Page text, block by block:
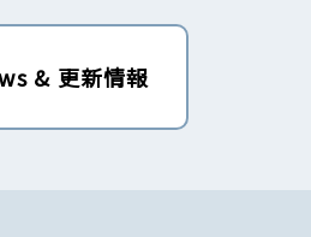
& 更新情報